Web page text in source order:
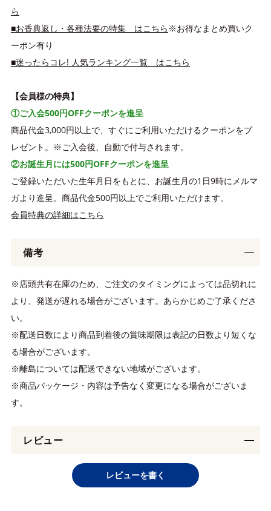
ら
■お香典返し・各種法要の特集 はこちら ※お得なまとめ買いク
ーポン有り
■迷ったらコレ! 人気ランキング一覧 はこちら
【会員様の特典】
①ご入会500円OFFクーポンを進呈
商品代金3,000円以上で、すぐにご利用いただけるクーポンをプ
レゼント。※ご入会後、自動で付与されます。
②お誕生月には500円OFFクーポンを進呈
ご登録いただいた生年月日をもとに、お誕生月の1日9時にメルマ
ガより進呈。商品代金500円以上でご利用いただけます。
会員特典の詳細はこちら
備考
※店頭共有在庫のため、ご注文のタイミングによっては品切れに
より、発送が遅れる場合がございます。あらかじめご了承くださ
い。
※配送日数により商品到着後の賞味期限は表記の日数より短くな
る場合がございます。
※離島については配送できない地域がございます。
※商品パッケージ・内容は予告なく変更になる場合がございま
す。
レビュー
レビューを書く